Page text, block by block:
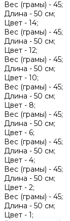
Вес (грамы) - 45;
Длина - 50 см;
Цвет - 14;
Вес (грамы) - 45;
Длина - 50 см;
Цвет - 12;
Вес (грамы) - 45;
Длина - 50 см;
Цвет - 10;
Вес (грамы) - 45;
Длина - 50 см;
Цвет - 8;
Вес (грамы) - 45;
Длина - 50 см;
Цвет - 6;
Вес (грамы) - 45;
Длина - 50 см;
Цвет - 4;
Вес (грамы) - 45;
Длина - 50 см;
Цвет - 2;
Вес (грамы) - 45;
Длина - 50 см;
Цвет - 1;